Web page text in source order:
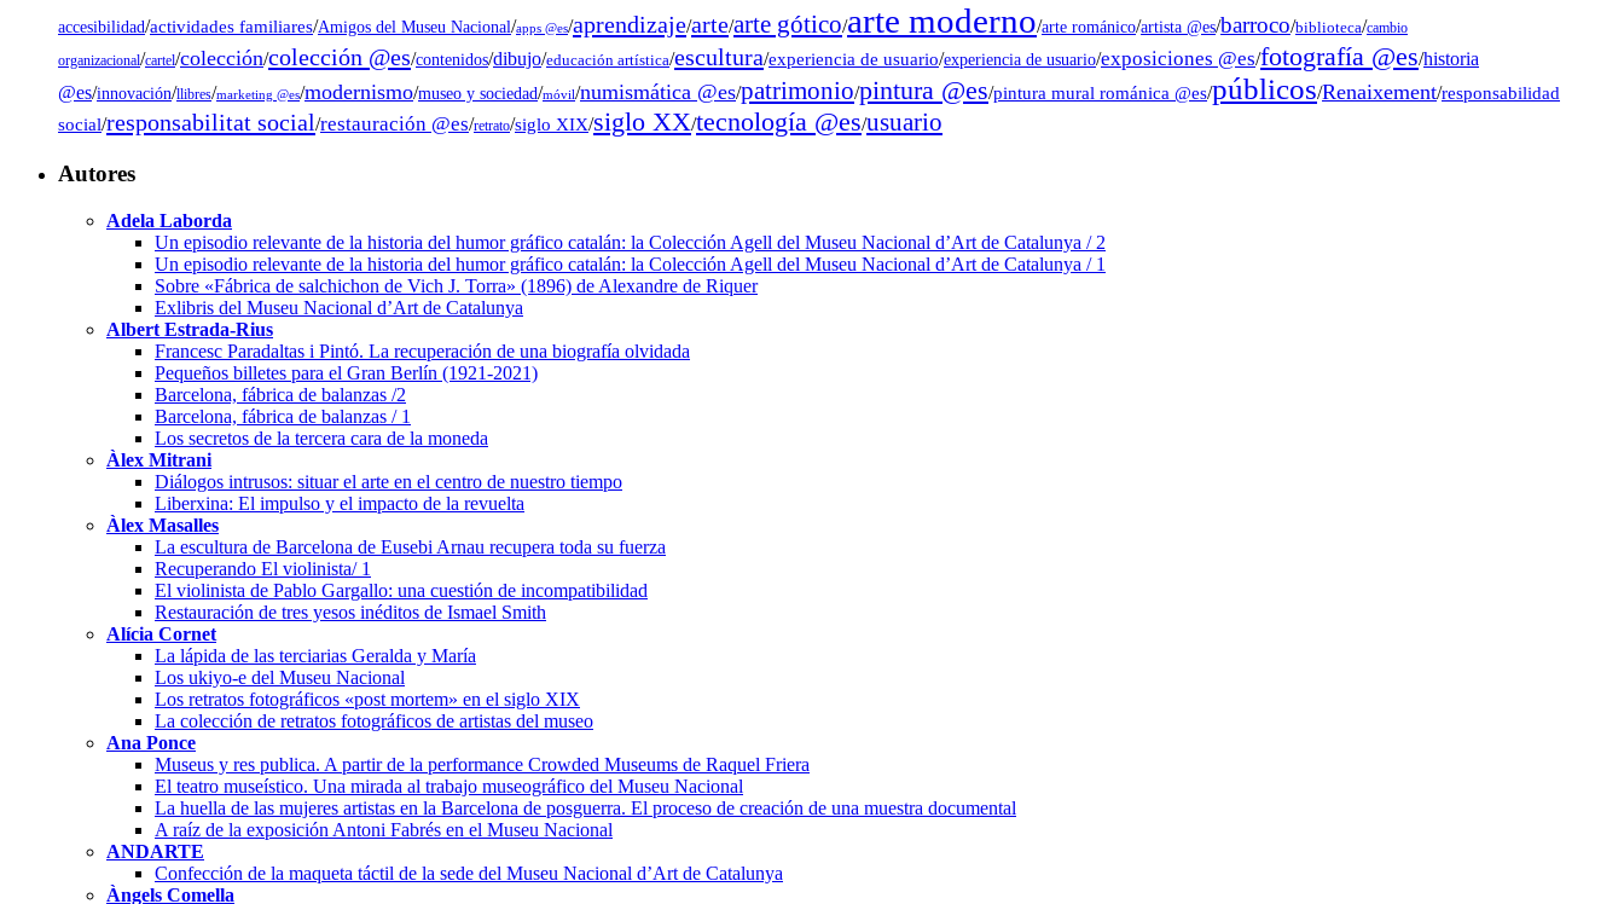
accesibilidad/actividades familiares/Amigos del Museu Nacional/apps @es/aprendizaje/arte/arte gótico/arte moderno/arte románico/artista @es/barroco/biblioteca/cambio
organizacional/cartel/colección/colección @es/contenidos/dibujo/educación artística/escultura/experiencia de usuario/experiencia de usuario/exposiciones @es/fotografía @es/historia
@es/innovación/llibres/marketing @es/modernismo/museo y sociedad/móvil/numismática @es/patrimonio/pintura @es/pintura mural románica @es/públicos/Renaixement/responsabilidad
social/responsabilitat social/restauración @es/retrato/siglo XIX/siglo XX/tecnología @es/usuario
Autores
Adela Laborda
Un episodio relevante de la historia del humor gráfico catalán: la Colección Agell del Museu Nacional d’Art de Catalunya / 2
Un episodio relevante de la historia del humor gráfico catalán: la Colección Agell del Museu Nacional d’Art de Catalunya / 1
Sobre «Fábrica de salchichon de Vich J. Torra» (1896) de Alexandre de Riquer
Exlibris del Museu Nacional d’Art de Catalunya
Albert Estrada-Rius
Francesc Paradaltas i Pintó. La recuperación de una biografía olvidada
Pequeños billetes para el Gran Berlín (1921-2021)
Barcelona, fábrica de balanzas /2
Barcelona, fábrica de balanzas / 1
Los secretos de la tercera cara de la moneda
Àlex Mitrani
Diálogos intrusos: situar el arte en el centro de nuestro tiempo
Liberxina: El impulso y el impacto de la revuelta
Àlex Masalles
La escultura de Barcelona de Eusebi Arnau recupera toda su fuerza
Recuperando El violinista/ 1
El violinista de Pablo Gargallo: una cuestión de incompatibilidad
Restauración de tres yesos inéditos de Ismael Smith
Alícia Cornet
La lápida de las terciarias Geralda y María
Los ukiyo-e del Museu Nacional
Los retratos fotográficos «post mortem» en el siglo XIX
La colección de retratos fotográficos de artistas del museo
Ana Ponce
Museus y res publica. A partir de la performance Crowded Museums de Raquel Friera
El teatro museístico. Una mirada al trabajo museográfico del Museu Nacional
La huella de las mujeres artistas en la Barcelona de posguerra. El proceso de creación de una muestra documental
A raíz de la exposición Antoni Fabrés en el Museu Nacional
ANDARTE
Confección de la maqueta táctil de la sede del Museu Nacional d’Art de Catalunya
Àngels Comella